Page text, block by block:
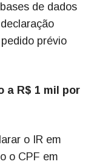
de dados
prévio
a R$ 1 mil por
o IR em
o CPF em